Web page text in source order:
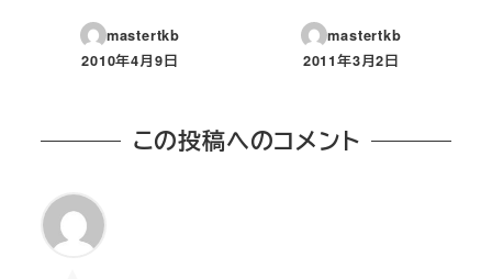
mastertkb
投稿日
2010年4月9日
mastertkb
投稿日
2011年3月2日
この投稿へのコメント